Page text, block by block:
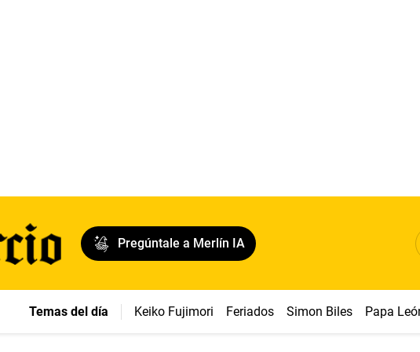
Pregúntale a Merlín IA
Temas del día Keiko Fujimori Feriados Simon Biles Papa